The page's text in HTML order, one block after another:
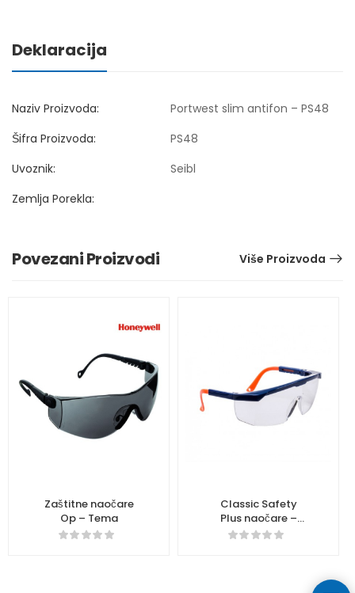
Deklaracija
Naziv Proizvoda:
Portwest slim antifon – PS48
Šifra Proizvoda:
PS48
Uvoznik:
Seibl
Zemlja Porekla:
Povezani Proizvodi Više Proizvoda
Zaštitne naočare
Op – Tema
Classic Safety
Plus naočare –
PS33